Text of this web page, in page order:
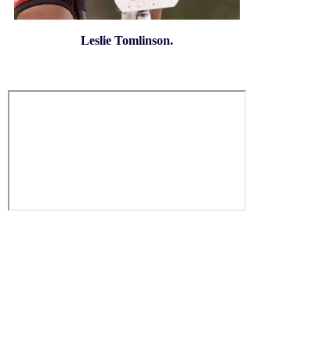
Leslie Tomlinson.